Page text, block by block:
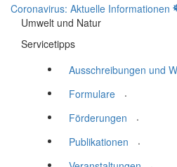
Coronavirus: Aktuelle Informationen
Umwelt und Natur
Servicetipps
Ausschreibungen und
Formulare
.
Förderungen
.
Publikationen
.
.